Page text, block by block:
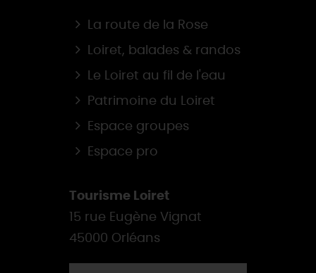
La route de la Rose
Loiret, balades & randos
Le Loiret au fil de l'eau
Patrimoine du Loiret
Espace groupes
Espace pro
Tourisme Loiret
15 rue Eugène Vignat
45000 Orléans